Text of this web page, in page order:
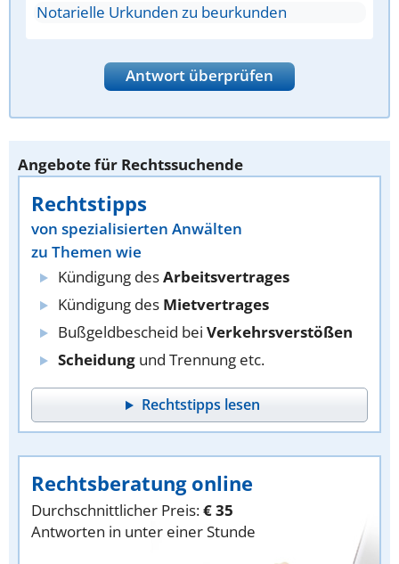
Notarielle Urkunden zu beurkunden
Antwort überprüfen
Angebote für Rechtssuchende
Rechtstipps
von spezialisierten Anwälten
zu Themen wie
Kündigung desArbeitsvertrages
Kündigung des Mietvertrages
Bußgeldbescheid bei Verkehrsverstößen
Scheidung und Trennung etc.
Rechtstipps lesen
Rechtsberatung online
Durchschnittlicher Preis:€ 35
Antworten in unter einer Stunde